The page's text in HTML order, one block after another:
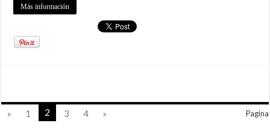
Más información
Pagina
« 1 2 3 4 »